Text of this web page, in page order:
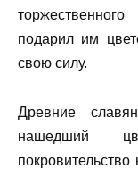
подарил им
свою силу.
Древние
нашедший